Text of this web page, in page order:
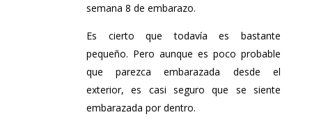
semana 8 de embarazo.
Es cierto que todavía es bastante
pequeño. Pero aunque es poco probable
que parezca embarazada desde el
exterior, es casi seguro que se siente
embarazada por dentro.